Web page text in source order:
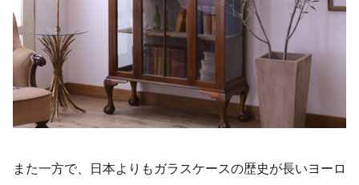
また一方で、日本よりもガラスケースの歴史が長いヨーロ